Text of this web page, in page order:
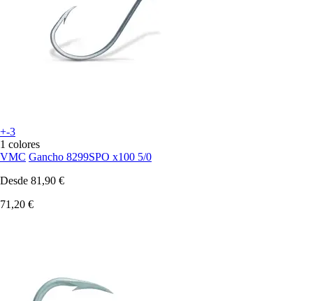
+-3
1 colores
VMC Gancho 8299SPO x100 5/0
Desde 81,90 €
71,20 €